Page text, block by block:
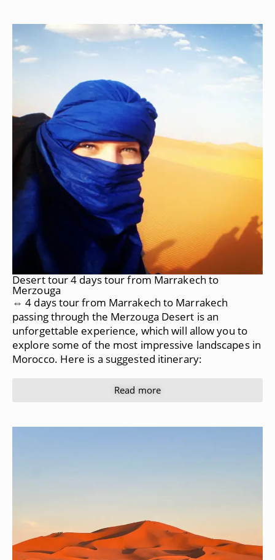
Desert tour 4 days tour from Marrakech to
Merzouga
⇔ 4 days tour from Marrakech to Marrakech
passing through the Merzouga Desert is an
unforgettable experience, which will allow you to
explore some of the most impressive landscapes in
Morocco. Here is a suggested itinerary:
Read more